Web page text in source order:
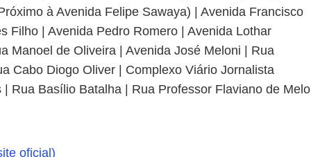
à Avenida Felipe Sawaya) | Avenida Francisco
Filho | Avenida Pedro Romero | Avenida Lothar
Manoel de Oliveira | Avenida José Meloni | Rua
Cabo Diogo Oliver | Complexo Viário Jornalista
Rua Basílio Batalha | Rua Professor Flaviano de Melo
oficial)